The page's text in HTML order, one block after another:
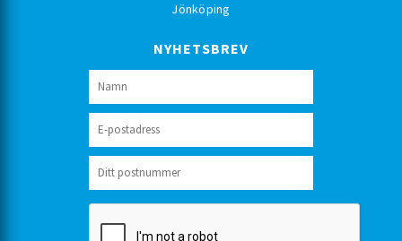
Jönköping
NYHETSBREV